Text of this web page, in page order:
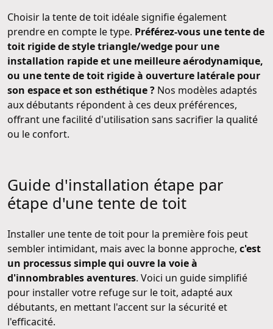
Choisir la tente de toit idéale signifie également
prendre en compte le type. Préférez-vous une tente de
toit rigide de style triangle/wedge pour une
installation rapide et une meilleure aérodynamique,
ou une tente de toit rigide à ouverture latérale pour
son espace et son esthétique ? Nos modèles adaptés
aux débutants répondent à ces deux préférences,
offrant une facilité d'utilisation sans sacrifier la qualité
ou le confort.
Guide d'installation étape par
étape d'une tente de toit
Installer une tente de toit pour la première fois peut
sembler intimidant, mais avec la bonne approche, c'est
un processus simple qui ouvre la voie à
d'innombrables aventures. Voici un guide simplifié
pour installer votre refuge sur le toit, adapté aux
débutants, en mettant l'accent sur la sécurité et
l'efficacité.